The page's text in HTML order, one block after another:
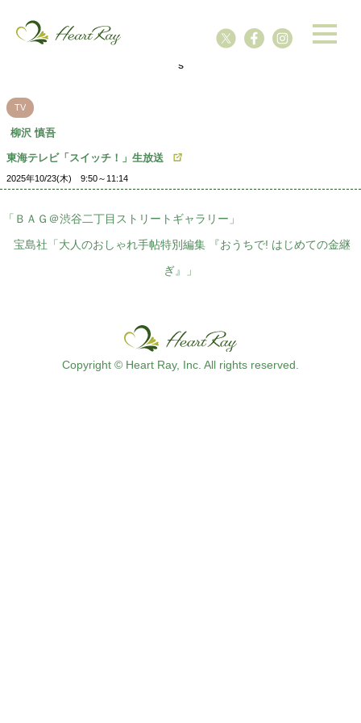
s
TV
柳沢 慎吾
東海テレビ「スイッチ！」生放送
2025年10/23(木) 9:50～11:14
「ＢＡＧ＠渋谷二丁目ストリートギャラリー」
宝島社「大人のおしゃれ手帖特別編集 『おうちで! はじめての金継
ぎ』」
Copyright © Heart Ray, Inc. All rights reserved.